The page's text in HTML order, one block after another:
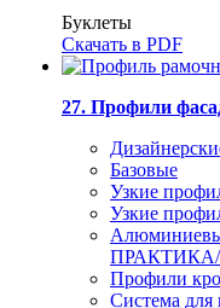
Буклеты
Скачать в PDF
27. Профили
Базовые
Узкие
Узкие
ПРАКТИКА/
Профили
Система для